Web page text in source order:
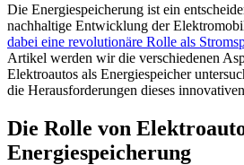
Die Energiespeicherung ist ein
nachhaltige Entwicklung der
dabei eine revolutionäre Rolle als
Artikel werden wir die verschiedenen
Elektroautos als Energiespeicher
die Herausforderungen dieses
Die Rolle von
Energiespeicherung